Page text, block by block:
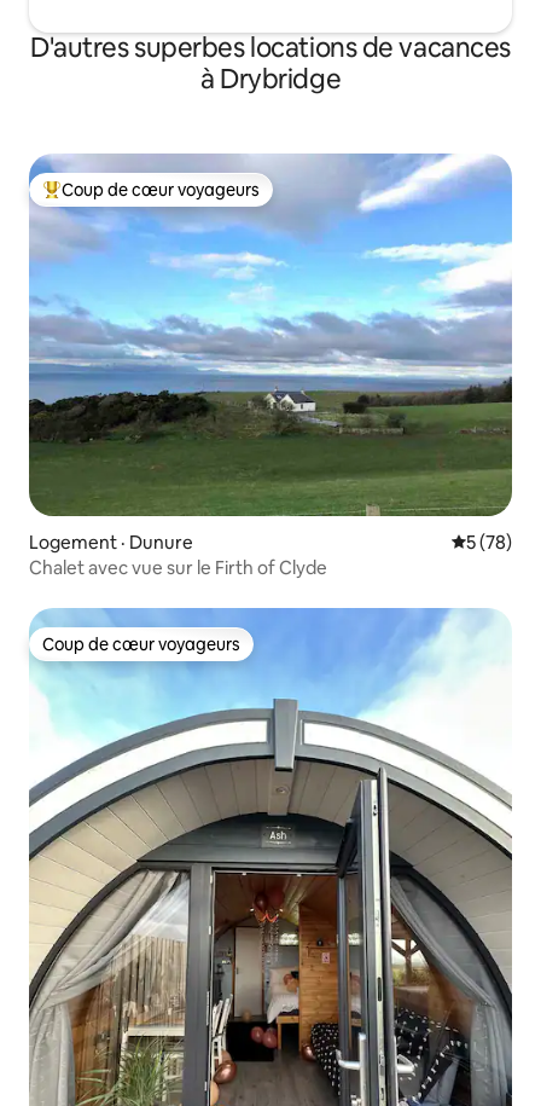
D'autres superbes locations de vacances
à Drybridge
Coup de cœur voyageurs parmi les plus aimés
Coup de cœur voyageurs
Logement · Dunure Note
5 (78)
Chalet avec vue sur le Firth of Clyde
Coup de cœur voyageurs
Coup de cœur voyageurs